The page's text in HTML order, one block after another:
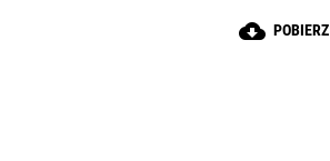
cloud_download POBIERZ